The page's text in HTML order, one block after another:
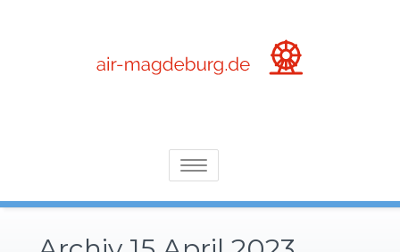
Air-magdeburg.de
Toggle